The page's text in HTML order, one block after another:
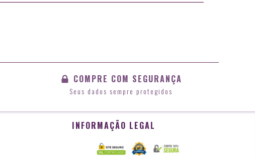
COMPRE COM SEGURANÇA
Seus dados sempre protegidos
INFORMAÇÃO LEGAL